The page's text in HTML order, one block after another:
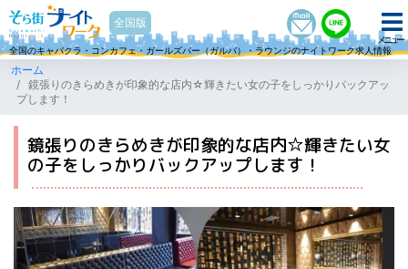
メニュー
そら街ナイトワーク
全国版
全国のキャバクラ・コンカフェ・ガールズバー（ガルバ）・ラウンジのナイトワーク求人情報
ホーム
鏡張りのきらめきが印象的な店内☆輝きたい女の子をしっかりバックアッ
プします！
鏡張りのきらめきが印象的な店内☆輝きたい女
の子をしっかりバックアップします！